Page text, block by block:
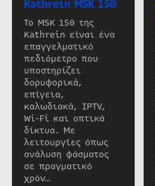
Kathrein MSK 150
Το MSK 150 της
Kathrein είναι ένα
επαγγελματικό
πεδιόμετρο που
υποστηρίζει
δορυφορικά,
επίγεια,
καλωδιακά, IPTV,
Wi-Fi και οπτικά
δίκτυα. Με
λειτουργίες όπως
ανάλυση φάσματος
σε πραγματικό
χρόν…